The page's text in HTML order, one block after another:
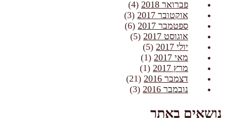
פברואר 2018
(4)
אוקטובר 2017
(3)
ספטמבר 2017
(6)
אוגוסט 2017
(5)
יולי 2017
(5)
מאי 2017
(1)
מרץ 2017
(1)
דצמבר 2016
(21)
נובמבר 2016
(3)
נושאים באתר